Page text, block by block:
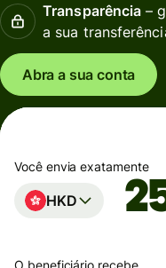
Transparência –
a sua
Abra a sua conta
Você envia exatamente
HKD
O beneficiário recebe